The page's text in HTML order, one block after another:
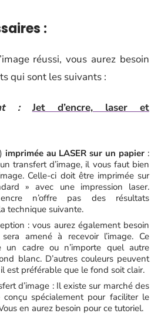
:
réussi, vous aurez besoin
qui sont les suivants :
:
Jet d’encre, laser et
imprimée au LASER sur un papier :
transfert d’image, il vous faut bien
Celle-ci doit être imprimée sur
» avec une impression laser.
n’offre pas des résultats
technique suivante.
: vous aurez également besoin
amené à recevoir l’image. Ce
un cadre ou n’importe quel autre
blanc. D’autres couleurs peuvent
est préférable que le fond soit clair.
d’image : Il existe sur marché des
spécialement pour faciliter le
en aurez besoin pour ce tutoriel.